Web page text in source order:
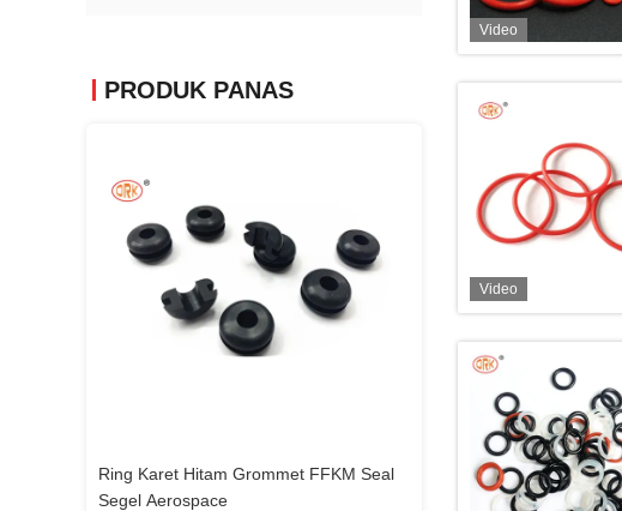
PRODUK PANAS
Ring Karet Hitam Grommet FFKM Seal
Segel Aerospace
Ring Karet Hitam
Segel Aerospace
Video
Video